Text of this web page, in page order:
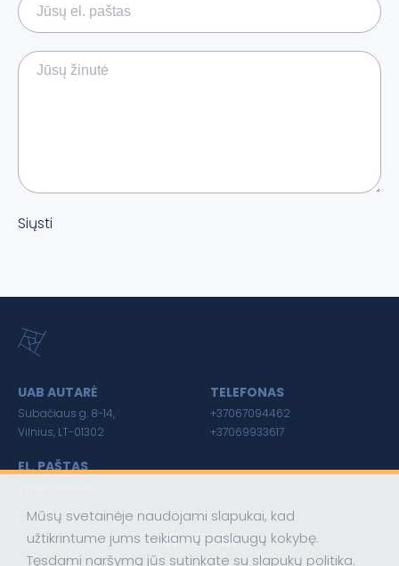
Siųsti
UAB AUTARĖ
Subačiaus g. 8-14,
Vilnius, LT-01302
TELEFONAS
+37067094462
+37069933617
EL. PAŠTAS
Mūsų svetainėje naudojami slapukai, kad
užtikrintume jums teikiamų paslaugų kokybę.
Tęsdami naršymą jūs sutinkate su slapukų politika.